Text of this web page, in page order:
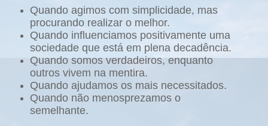
Quando agimos com simplicidade, mas
procurando realizar o melhor.
Quando influenciamos positivamente uma
sociedade que está em plena decadência.
Quando somos verdadeiros, enquanto
outros vivem na mentira.
Quando ajudamos os mais necessitados.
Quando não menosprezamos o
semelhante.